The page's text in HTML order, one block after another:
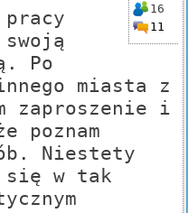
16
11
Po
miasta z
zaproszenie i
poznam
Niestety
się w tak